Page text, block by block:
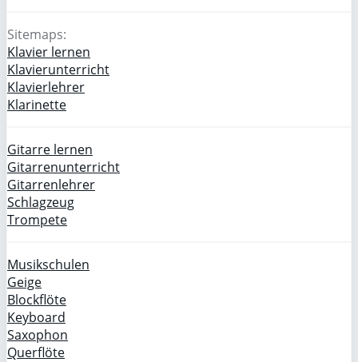
Sitemaps:
Klavier lernen
Klavierunterricht
Klavierlehrer
Klarinette
Gitarre lernen
Gitarrenunterricht
Gitarrenlehrer
Schlagzeug
Trompete
Musikschulen
Geige
Blockflöte
Keyboard
Saxophon
Querflöte